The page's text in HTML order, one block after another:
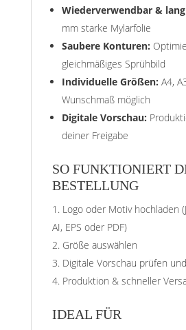
Wiederverwendbar &
mm starke Mylarfolie
Saubere Konturen:
gleichmäßiges Sprühbild
Individuelle Größen: A4,
Wunschmaß möglich
Digitale Vorschau:
deiner Freigabe
SO FUNKTIONIERT
BESTELLUNG
Logo oder Motiv hochladen
AI, EPS oder PDF)
Größe auswählen
Digitale Vorschau prüfen
Produktion & schneller
IDEAL FÜR